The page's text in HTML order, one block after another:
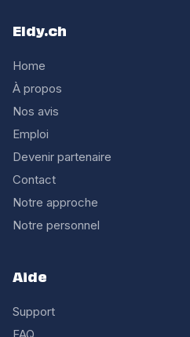
Eldy.ch
Home
À propos
Nos avis
Emploi
Devenir partenaire
Contact
Notre approche
Notre personnel
Aide
Support